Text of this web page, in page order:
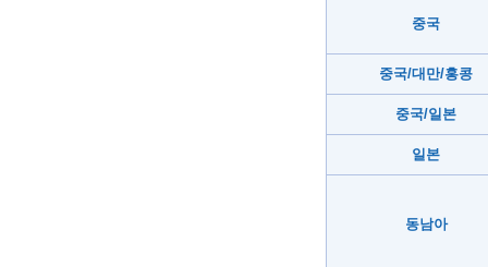
중국
중국/대만/홍콩
중국/일본
일본
동남아